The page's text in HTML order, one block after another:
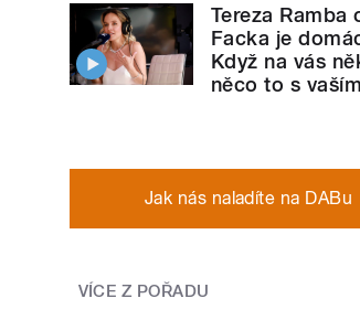
Tereza Ramba
Facka je
Když na vás
něco to s
Jak nás naladíte na DABu
VÍCE Z POŘADU